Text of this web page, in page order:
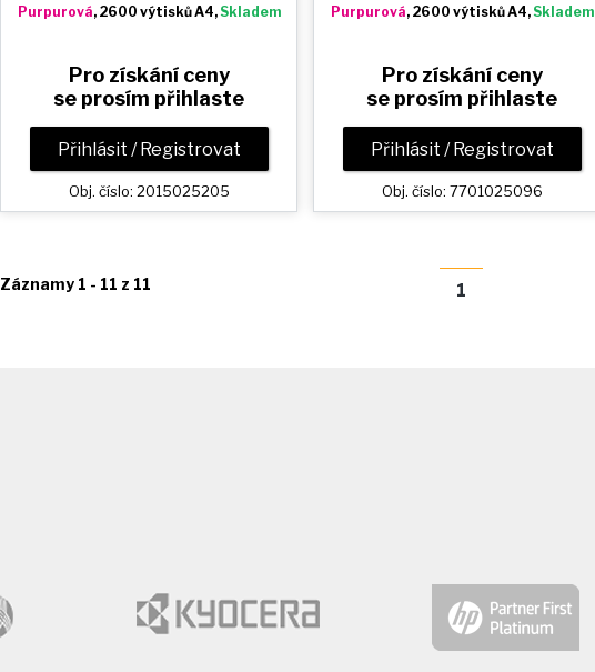
Purpurová, 2600 výtisků A4,Skladem
Pro získání ceny
se prosím přihlaste
Přihlásit / Registrovat
Obj. číslo: 2015025205
Purpurová, 2600 výtisků A4,Skladem
Pro získání ceny
se prosím přihlaste
Přihlásit / Registrovat
Obj. číslo: 7701025096
Záznamy 1 - 11 z 11 1